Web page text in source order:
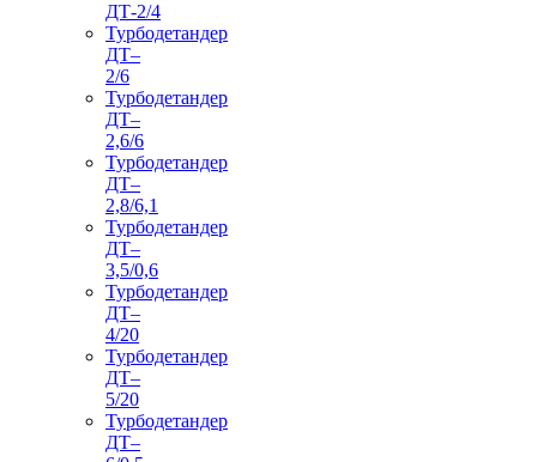
ДТ-2/4
Турбодетандер
ДТ–
2/6
Турбодетандер
ДТ–
2,6/6
Турбодетандер
ДТ–
2,8/6,1
Турбодетандер
ДТ–
3,5/0,6
Турбодетандер
ДТ–
4/20
Турбодетандер
ДТ–
5/20
Турбодетандер
ДТ–